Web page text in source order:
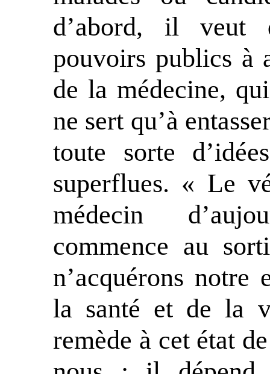
d’abord, il veut
pouvoirs publics à
de la médecine,
ne sert qu’à
toute sorte
superflues. « Le
médecin
commence au
n’acquérons notre
la santé et de la
remède à cet état